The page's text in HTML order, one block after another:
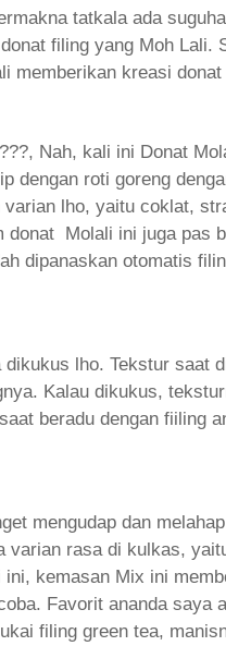
tatkala ada
filing yang Moh Lali.
memberikan kreasi
Nah, kali ini Donat
dengan roti goreng
lho, yaitu coklat,
Molali ini juga pas
dipanaskan otomatis
lho. Tekstur saat
Kalau dikukus,
beradu dengan fiiling
mengudap dan
varian rasa di kulkas,
kemasan Mix ini
Favorit ananda saya
filing green tea,